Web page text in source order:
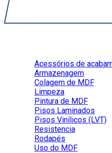
Acessórios de
Armazenagem
Colagem de MDF
Limpeza
Pintura de MDF
Pisos Laminados
Pisos Vinílicos (LVT)
Resistencia
Rodapés
Uso do MDF